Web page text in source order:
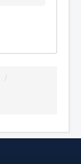
/